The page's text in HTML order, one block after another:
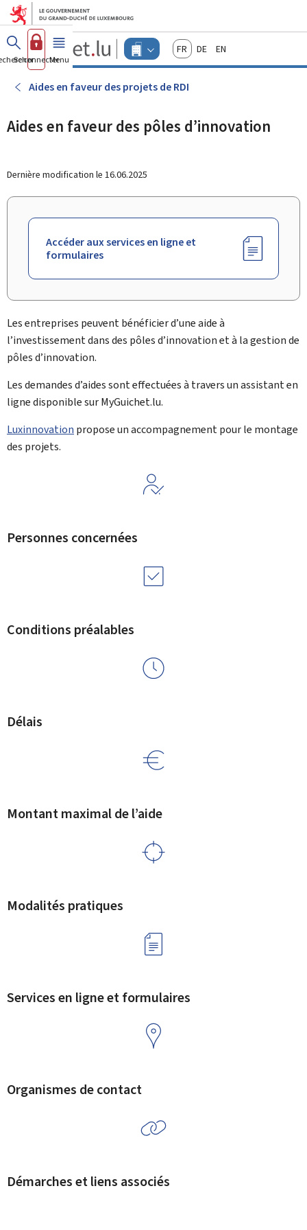
Aller au menu principal
Aller au contenu
Guichet.lu
Changer
d'espace
Menu
actif
FrançaisDeutschEnglish
Se connecterMenu principal
Aides en faveur des projets de RDI
Aides en faveur des pôles d’innovation
Dernière modification le 16.06.2025
Accéder aux services en ligne et
formulaires
Les entreprises peuvent bénéficier d’une aide à
l’investissement dans des pôles d’innovation et à la gestion de
pôles d’innovation.
Les demandes d’aides sont effectuées à travers un assistant en
ligne disponible surMyGuichet.lu.
Luxinnovation propose un accompagnement pour le montage
des projets.
Personnes concernées
Conditions préalables
Délais
Montant maximal de l’aide
Modalités pratiques
Services en ligne et formulaires
Organismes de contact
Démarches et liens associés